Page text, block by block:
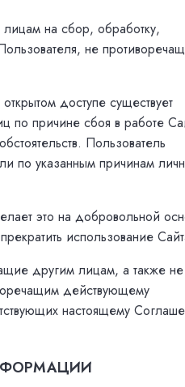
на сбор, обработку,
не
доступе существует
по причине сбоя в работе
Пользователь
по указанным причинам
это на добровольной
использование
другим лицам, а также не
действующему
настоящему